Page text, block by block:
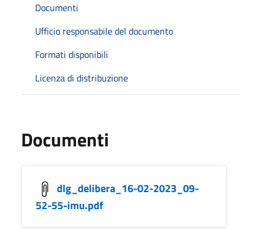
Documenti
Ufficio responsabile del documento
Formati disponibili
Licenza di distribuzione
Documenti
dlg_delibera_16-02-2023_09-
52-55-imu.pdf